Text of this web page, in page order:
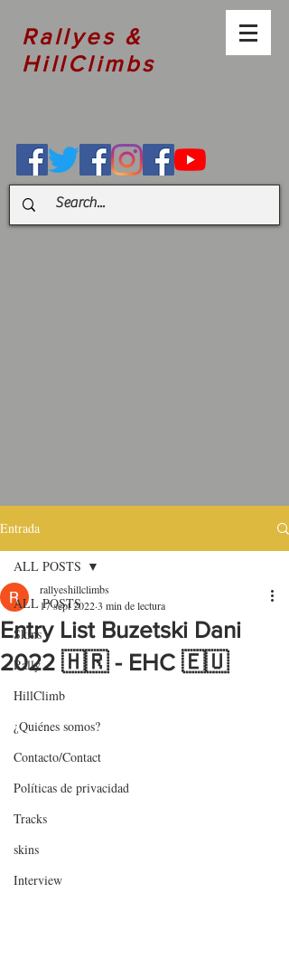
Rallyes &
HillClimbs
Entrada
ALL POSTS
Skins
Rally
HillClimb
¿Quiénes somos?
Contacto/Contact
Políticas de privacidad
Tracks
skins
Interview
ALL POSTS
Entry List Buzetski Dani
2022 🇭🇷 - EHC 🇪🇺
rallyeshillclimbs
17 sept 20223 min de lectura